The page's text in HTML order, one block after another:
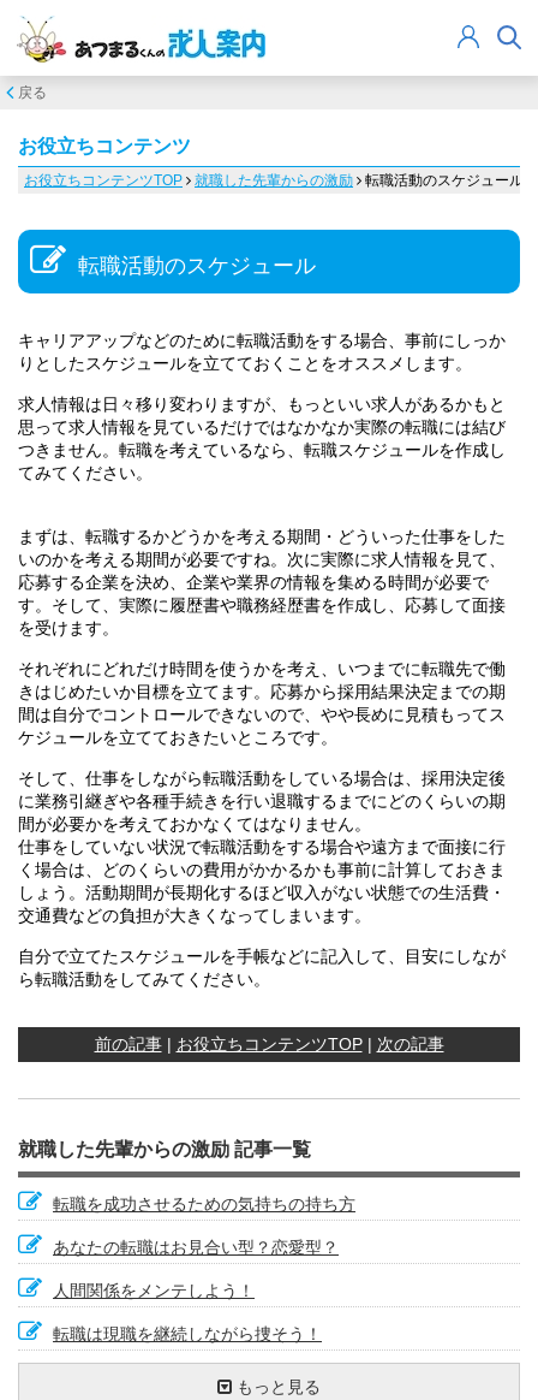
戻る
お役立ちコンテンツ
お役立ちコンテンツTOP 就職した先輩からの激励 転職活動のスケジュール
転職活動のスケジュール
キャリアアップなどのために転職活動をする場合、事前にしっか
りとしたスケジュールを立てておくことをオススメします。
求人情報は日々移り変わりますが、もっといい求人があるかもと
思って求人情報を見ているだけではなかなか実際の転職には結び
つきません。転職を考えているなら、転職スケジュールを作成し
てみてください。
まずは、転職するかどうかを考える期間・どういった仕事をした
いのかを考える期間が必要ですね。次に実際に求人情報を見て、
応募する企業を決め、企業や業界の情報を集める時間が必要で
す。そして、実際に履歴書や職務経歴書を作成し、応募して面接
を受けます。
それぞれにどれだけ時間を使うかを考え、いつまでに転職先で働
きはじめたいか目標を立てます。応募から採用結果決定までの期
間は自分でコントロールできないので、やや長めに見積もってス
ケジュールを立てておきたいところです。
そして、仕事をしながら転職活動をしている場合は、採用決定後
に業務引継ぎや各種手続きを行い退職するまでにどのくらいの期
間が必要かを考えておかなくてはなりません。
仕事をしていない状況で転職活動をする場合や遠方まで面接に行
く場合は、どのくらいの費用がかかるかも事前に計算しておきま
しょう。活動期間が長期化するほど収入がない状態での生活費・
交通費などの負担が大きくなってしまいます。
自分で立てたスケジュールを手帳などに記入して、目安にしなが
ら転職活動をしてみてください。
前の記事| お役立ちコンテンツTOP| 次の記事
就職した先輩からの激励 記事一覧
転職を成功させるための気持ちの持ち方
あなたの転職はお見合い型？恋愛型？
人間関係をメンテしよう！
転職は現職を継続しながら捜そう！
あなたは開かれているか？
就職活動はつらいよ！？
社会人基礎力を考える
チャンスは自分の手でつかむもの
数字感覚を身につけよう もっと見る